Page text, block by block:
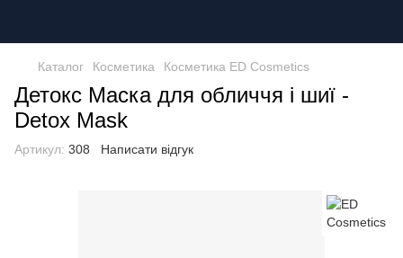
Каталог Косметика Косметика ED Cosmetics
Детокс Маска для обличчя і шиї -
Detox Mask
Артикул: 308 Написати відгук